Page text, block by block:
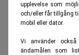
upplevelse som
och/eller får tillgång
mobil eller dator.
Vi använder
ändamålen som